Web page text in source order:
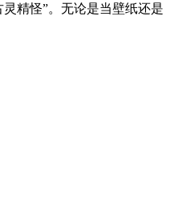
精怪”。无论是当壁纸还是